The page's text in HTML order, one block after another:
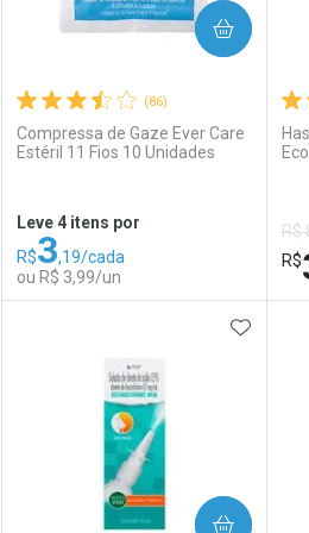
Comprar sem Desconto
Por R$ 8,47/cada
Comprar sem Desconto
Por R$ 8,47/cada
(86)
Compressa de Gaze Ever Care
Estéril 11 Fios 10 Unidades
Leve 4 itens por
R$3,19/cada
ou R$ 3,99/un
COMPRAR
Laboratório
Por Menos
R$
R$
COMPRAR